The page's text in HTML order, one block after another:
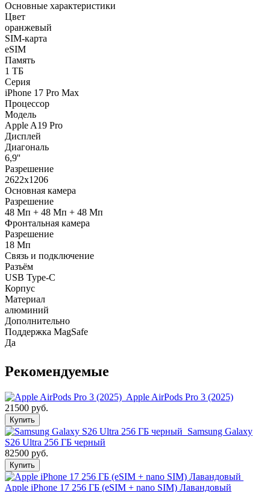
Основные характеристики
Цвет
оранжевый
SIM-карта
eSIM
Память
1 ТБ
Серия
iPhone 17 Pro Max
Процессор
Модель
Apple A19 Pro
Дисплей
Диагональ
6,9''
Разрешение
2622x1206
Основная камера
Разрешение
48 Мп + 48 Мп + 48 Мп
Фронтальная камера
Разрешение
18 Мп
Связь и подключение
Разъём
USB Type-C
Корпус
Материал
алюминий
Дополнительно
Поддержка MagSafe
Да
Рекомендуемые
Apple AirPods Pro 3 (2025)
21500 руб.
Купить
Samsung Galaxy
S26 Ultra 256 ГБ черный
82500 руб.
Купить
Apple iPhone 17 256 ГБ (eSIM + nano SIM) Лавандовый